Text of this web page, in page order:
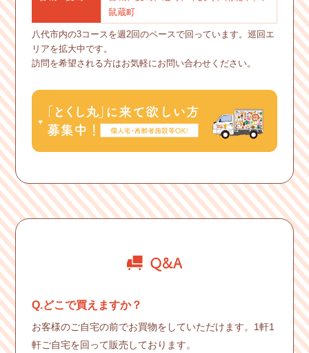
鼠蔵町
八代市内の3コースを週2回のペースで回っています。巡回エ
リアを拡大中です。
訪問を希望される方はお気軽にお問い合わせください。
Q.どこで買えますか？
お客様のご自宅の前でお買物をしていただけます。1軒1
軒ご自宅を回って販売しております。